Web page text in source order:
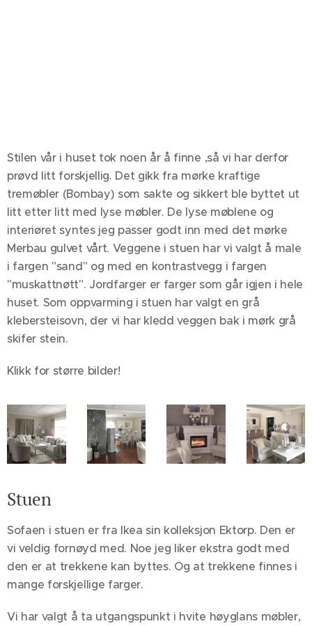
Stilen vår i huset tok noen år å finne ,så vi har derfor
prøvd litt forskjellig. Det gikk fra mørke kraftige
tremøbler (Bombay) som sakte og sikkert ble byttet ut
litt etter litt med lyse møbler. De lyse møblene og
interiøret syntes jeg passer godt inn med det mørke
Merbau gulvet vårt. Veggene i stuen har vi valgt å male
i fargen "sand" og med en kontrastvegg i fargen
"muskattnøtt". Jordfarger er farger som går igjen i hele
huset. Som oppvarming i stuen har valgt en grå
klebersteisovn, der vi har kledd veggen bak i mørk grå
skifer stein.
Klikk for større bilder!
Stuen
Sofaen i stuen er fra Ikea sin kolleksjon Ektorp. Den er
vi veldig fornøyd med. Noe jeg liker ekstra godt med
den er at trekkene kan byttes. Og at trekkene finnes i
mange forskjellige farger.
Vi har valgt å ta utgangspunkt i hvite høyglans møbler,